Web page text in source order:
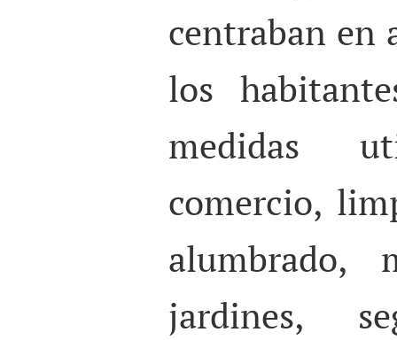
centraban en
los
medidas
comercio,
alumbrado,
jardines,